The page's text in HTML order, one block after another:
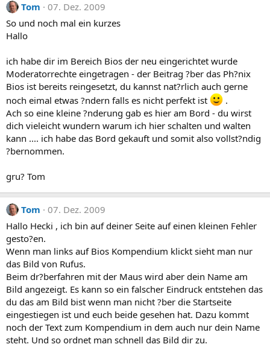
Tom
07. Dez. 2009
So und noch mal ein kurzes
Hallo
ich habe dir im Bereich Bios der neu eingerichtet wurde
Moderatorrechte eingetragen - der Beitrag ?ber das Ph?nix
Bios ist bereits reingesetzt, du kannst nat?rlich auch gerne
noch eimal etwas ?ndern falls es nicht perfekt ist
.
Ach so eine kleine ?nderung gab es hier am Bord - du wirst
dich vieleicht wundern warum ich hier schalten und walten
kann .... ich habe das Bord gekauft und somit also vollst?ndig
?bernommen.
gru? Tom
Tom
07. Dez. 2009
Hallo Hecki , ich bin auf deiner Seite auf einen kleinen Fehler
gesto?en.
Wenn man links auf Bios Kompendium klickt sieht man nur
das Bild von Rufus.
Beim dr?berfahren mit der Maus wird aber dein Name am
Bild angezeigt. Es kann so ein falscher Eindruck entstehen das
du das am Bild bist wenn man nicht ?ber die Startseite
eingestiegen ist und euch beide gesehen hat. Dazu kommt
noch der Text zum Kompendium in dem auch nur dein Name
steht. Und so ordnet man schnell das Bild dir zu.